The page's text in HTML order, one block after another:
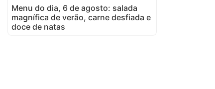
Menu do dia, 6 de agosto: salada
magnífica de verão, carne desfiada e
doce de natas